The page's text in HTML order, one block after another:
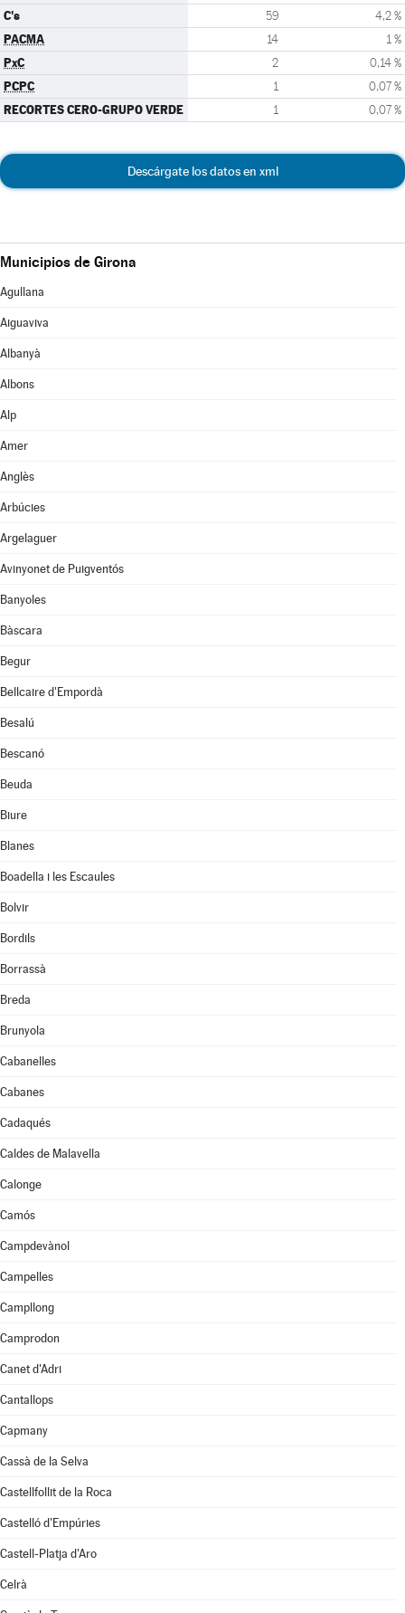
C's 59 4,2 %
PACMA 14 1 %
PxC 2 0,14 %
PCPC 1 0,07 %
RECORTES CERO-GRUPO VERDE 1 0,07 %
Descárgate los datos en xml
Municipios de Girona
Agullana
Aiguaviva
Albanyà
Albons
Alp
Amer
Anglès
Arbúcies
Argelaguer
Avinyonet de Puigventós
Banyoles
Bàscara
Begur
Bellcaire d'Empordà
Besalú
Bescanó
Beuda
Biure
Blanes
Boadella i les Escaules
Bolvir
Bordils
Borrassà
Breda
Brunyola
Cabanelles
Cabanes
Cadaqués
Caldes de Malavella
Calonge
Camós
Campdevànol
Campelles
Campllong
Camprodon
Canet d'Adri
Cantallops
Capmany
Cassà de la Selva
Castellfollit de la Roca
Castelló d'Empúries
Castell-Platja d'Aro
Celrà